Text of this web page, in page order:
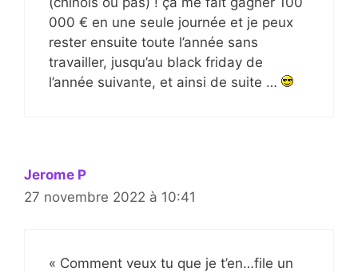
000 € en une seule journée et je peux
rester ensuite toute l’année sans
travailler, jusqu’au black friday de
l’année suivante, et ainsi de suite …
Jerome P
27 novembre 2022 à 10:41
« Comment veux tu que je t’en…file un